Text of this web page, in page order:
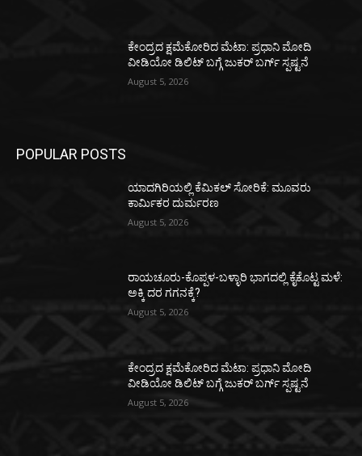
ಕೇಂದ್ರದ ಕ್ಷಮೆಕೋರಿದ ಮೆಟಾ: ಪ್ರಧಾನಿ ಮೋದಿ
ವೀಡಿಯೋ ಡಿಲಿಟ್ ಬಗ್ಗೆ ಜುಕರ್ ಬರ್ಗ್ ಸ್ಪಷ್ಟನೆ
August 5, 2026
POPULAR POSTS
ಯಾದಗಿರಿಯಲ್ಲಿ ಕೆಮಿಕಲ್ ಸೋರಿಕೆ: ಮೂವರು
ಕಾರ್ಮಿಕರ ದುರ್ಮರಣ
August 5, 2026
ರಾಯಚೂರು-ಕೊಪ್ಪಳ-ಬಳ್ಳಾರಿ ಭಾಗದಲ್ಲಿ ಕೈಕೊಟ್ಟ ಮಳೆ:
ಅಕ್ಕಿ ದರ ಗಗನಕ್ಕೆ?
August 5, 2026
ಕೇಂದ್ರದ ಕ್ಷಮೆಕೋರಿದ ಮೆಟಾ: ಪ್ರಧಾನಿ ಮೋದಿ
ವೀಡಿಯೋ ಡಿಲಿಟ್ ಬಗ್ಗೆ ಜುಕರ್ ಬರ್ಗ್ ಸ್ಪಷ್ಟನೆ
August 5, 2026